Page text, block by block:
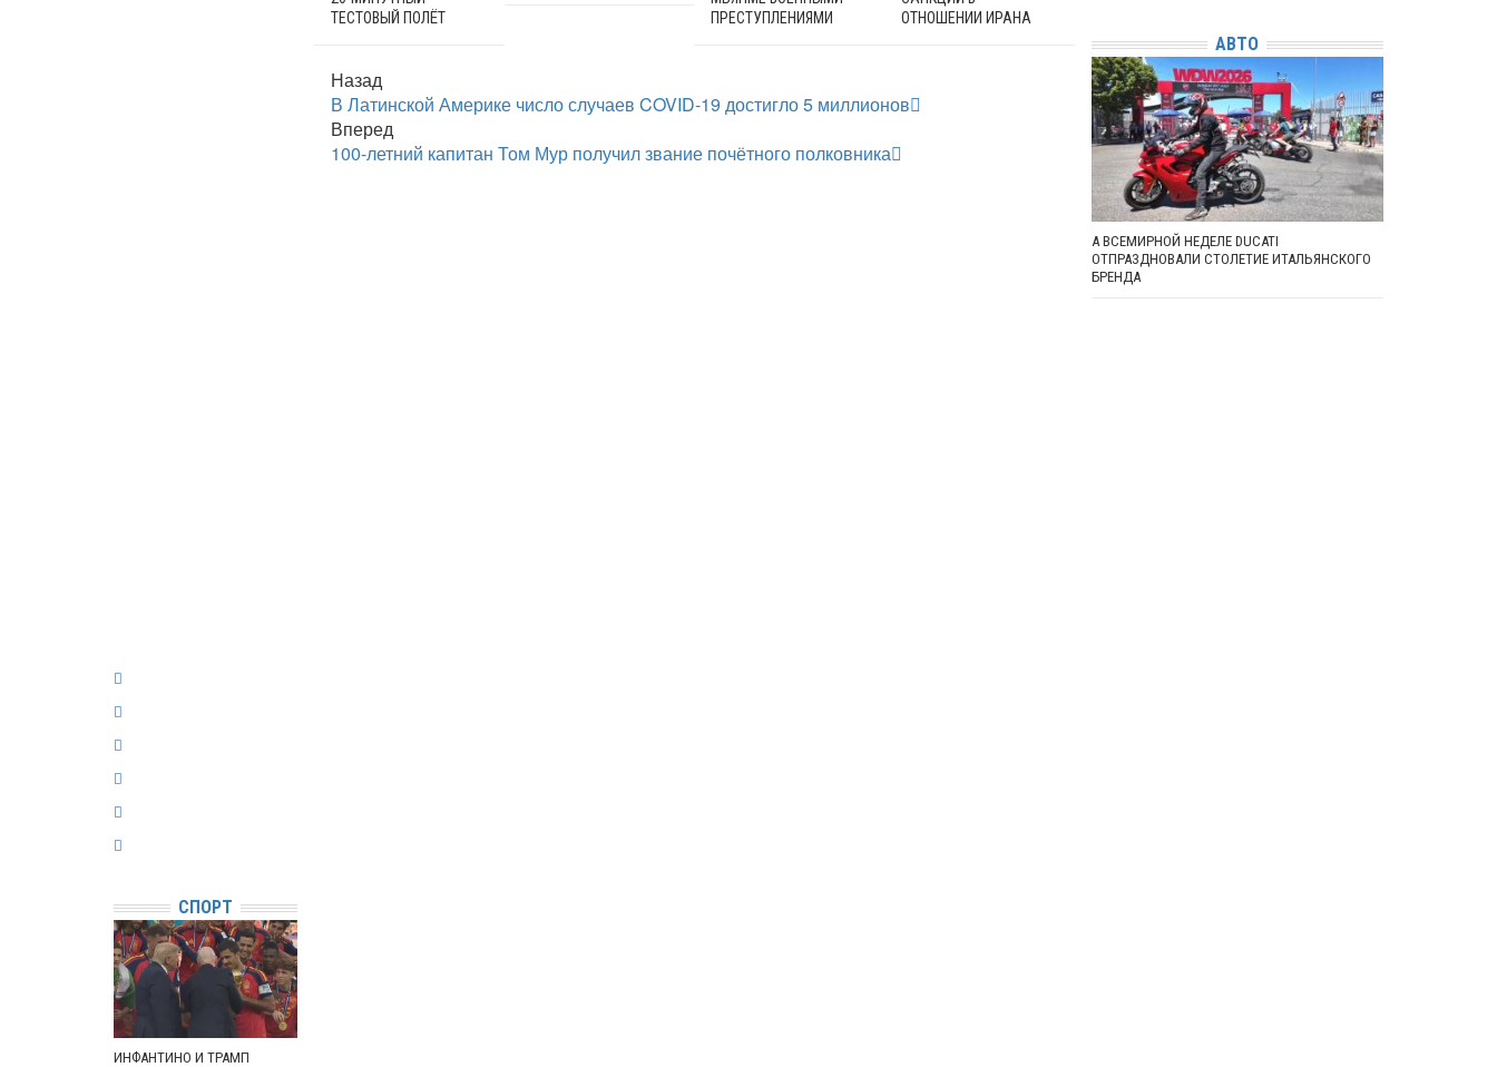
ТЕСТОВЫЙ ПОЛЁТ
ПРЕСТУПЛЕНИЯМИ
ОТНОШЕНИИ ИРАНА
Назад
В Латинской Америке число случаев COVID-19 достигло 5 миллионов
Вперед
100-летний капитан Том Мур получил звание почётного полковника
СПОРТ
ИНФАНТИНО И ТРАМП
АВТО
А ВСЕМИРНОЙ НЕДЕЛЕ DUCATI
ОТПРАЗДНОВАЛИ СТОЛЕТИЕ ИТАЛЬЯНСКОГО
БРЕНДА